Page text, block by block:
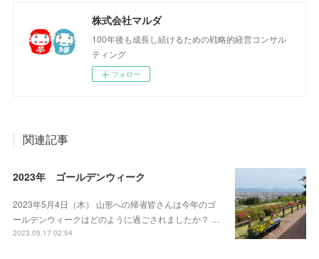
株式会社マルダ
100年後も成長し続けるための戦略的経営コンサル
ティング
フォロー
関連記事
2023年 ゴールデンウィーク
2023年5月4日（木） 山形への帰省皆さんは今年のゴ
ールデンウィークはどのように過ごされましたか？ …
2023.05.17 02:54